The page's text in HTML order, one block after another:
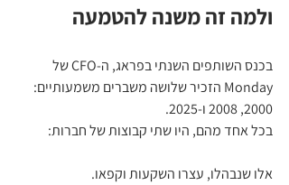
ולמה זה משנה להטמעה
בכנס השותפים השנתי בפראג, ה‑CFO של
Monday הזכיר שלושה משברים משמעותיים:
2000, 2008 ו‑2025.
בכל אחד מהם, היו שתי קבוצות של חברות:
אלו שנבהלו, עצרו השקעות וקפאו.